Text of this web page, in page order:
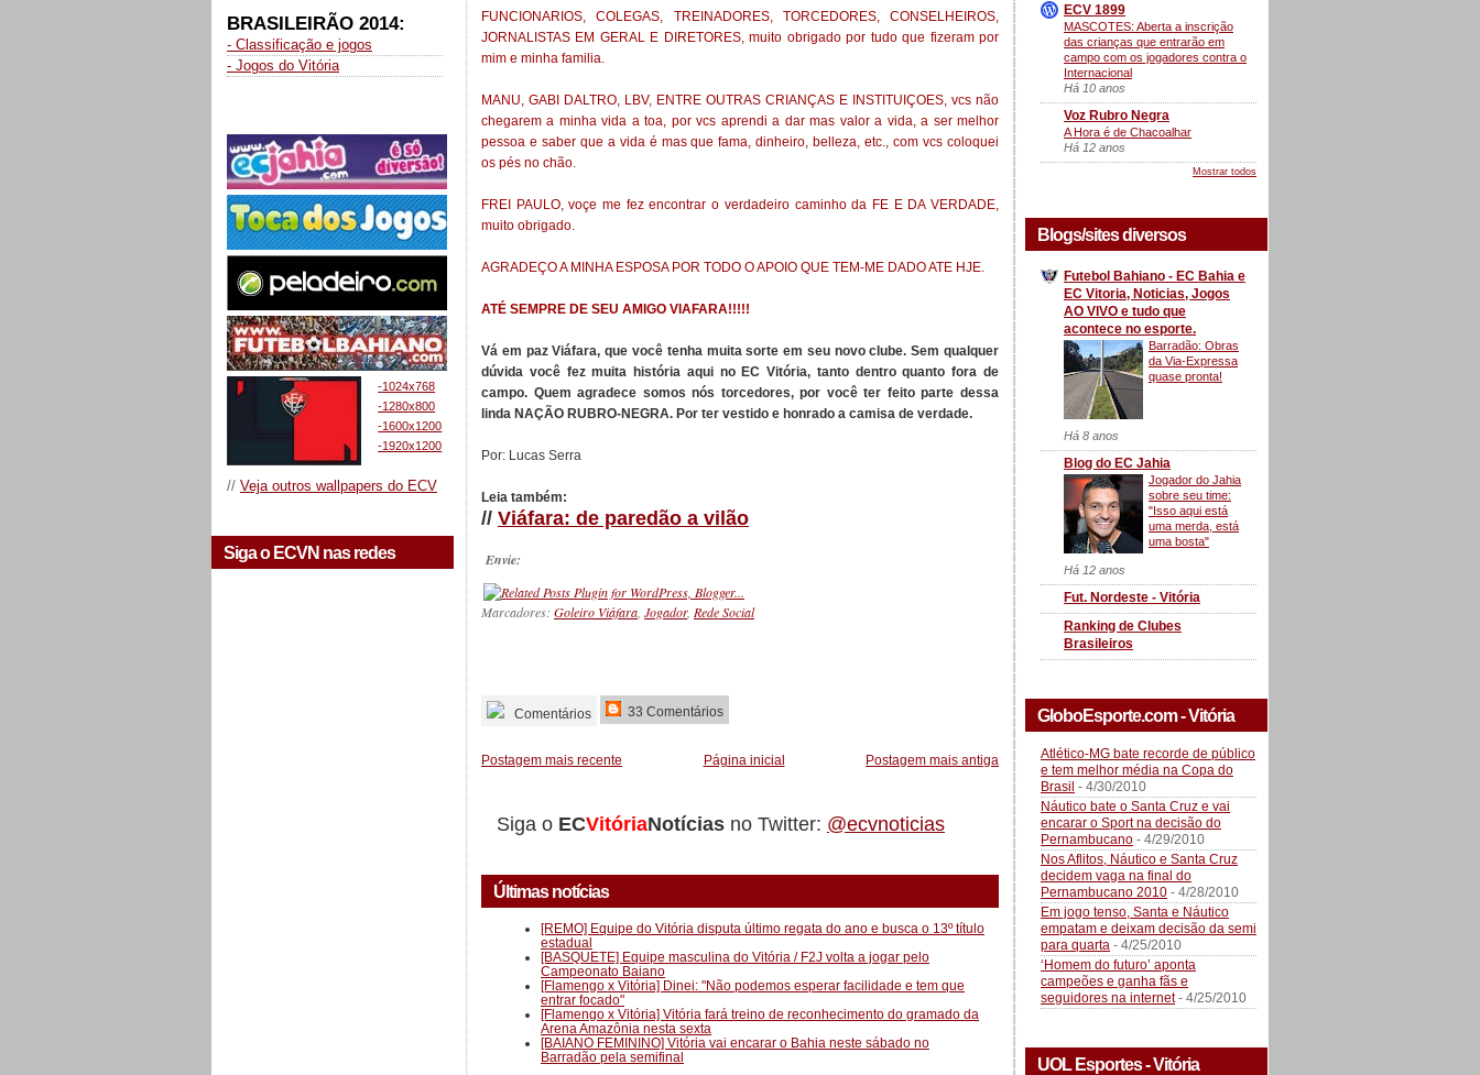
BRASILEIRÃO 2014:
- Classificação e jogos
- Jogos do Vitória
-1024x768
-1280x800
-1600x1200
-1920x1200
// Veja outros wallpapers do ECV
Siga o ECVN nas redes
FUNCIONARIOS, COLEGAS, TREINADORES, TORCEDORES, CONSELHEIROS,
JORNALISTAS EM GERAL E DIRETORES, muito obrigado por tudo que fizeram por
mim e minha familia.
MANU, GABI DALTRO, LBV, ENTRE OUTRAS CRIANÇAS E INSTITUIÇOES, vcs não
chegarem a minha vida a toa, por vcs aprendi a dar mas valor a vida, a ser melhor
pessoa e saber que a vida é mas que fama, dinheiro, belleza, etc., com vcs coloquei
os pés no chão.
FREI PAULO, voçe me fez encontrar o verdadeiro caminho da FE E DA VERDADE,
muito obrigado.
AGRADEÇO A MINHA ESPOSA POR TODO O APOIO QUE TEM-ME DADO ATE HJE.
ATÉ SEMPRE DE SEU AMIGO VIAFARA!!!!!
Vá em paz Viáfara, que você tenha muita sorte em seu novo clube. Sem qualquer
dúvida você fez muita história aqui no EC Vitória, tanto dentro quanto fora de
campo. Quem agradece somos nós torcedores, por você ter feito parte dessa
linda NAÇÃO RUBRO-NEGRA. Por ter vestido e honrado a camisa de verdade.
Por: Lucas Serra
Leia também:
// Viáfara: de paredão a vilão
Envie:
Marcadores: Goleiro Viáfara, Jogador, Rede Social
Comentários 33 Comentários
Postagem mais recente Postagem mais antiga
Página inicial
Siga o ECVitóriaNotícias no Twitter: @ecvnoticias
Últimas notícias
[REMO] Equipe do Vitória disputa último regata do ano e busca o 13º título
estadual
[BASQUETE] Equipe masculina do Vitória / F2J volta a jogar pelo
Campeonato Baiano
[Flamengo x Vitória] Dinei: "Não podemos esperar facilidade e tem que
entrar focado"
[Flamengo x Vitória] Vitória fará treino de reconhecimento do gramado da
Arena Amazônia nesta sexta
[BAIANO FEMININO] Vitória vai encarar o Bahia neste sábado no
Barradão pela semifinal
ECV 1899
MASCOTES: Aberta a inscrição
das crianças que entrarão em
campo com os jogadores contra o
Internacional
Há 10 anos
Voz Rubro Negra
A Hora é de Chacoalhar
Há 12 anos
Mostrar todos
Blogs/sites diversos
Futebol Bahiano - EC Bahia e
EC Vitoria, Noticias, Jogos
AO VIVO e tudo que
acontece no esporte.
Barradão: Obras
da Via-Expressa
quase pronta!
Há 8 anos
Blog do EC Jahia
Jogador do Jahia
sobre seu time:
"Isso aqui está
uma merda, está
uma bosta"
Há 12 anos
Fut. Nordeste - Vitória
Ranking de Clubes
Brasileiros
GloboEsporte.com - Vitória
Atlético-MG bate recorde de público
e tem melhor média na Copa do
Brasil - 4/30/2010
Náutico bate o Santa Cruz e vai
encarar o Sport na decisão do
Pernambucano - 4/29/2010
Nos Aflitos, Náutico e Santa Cruz
decidem vaga na final do
Pernambucano 2010 - 4/28/2010
Em jogo tenso, Santa e Náutico
empatam e deixam decisão da semi
para quarta - 4/25/2010
‘Homem do futuro’ aponta
campeões e ganha fãs e
seguidores na internet- 4/25/2010
UOL Esportes - Vitória